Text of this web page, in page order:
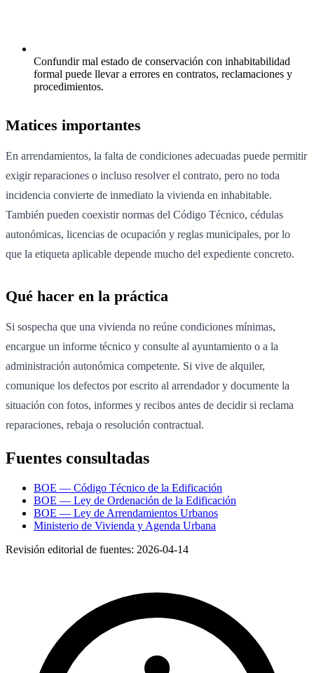
Confundir mal estado de conservación con inhabitabilidad
formal puede llevar a errores en contratos, reclamaciones y
procedimientos.
Matices importantes
En arrendamientos, la falta de condiciones adecuadas puede permitir
exigir reparaciones o incluso resolver el contrato, pero no toda
incidencia convierte de inmediato la vivienda en inhabitable.
También pueden coexistir normas del Código Técnico, cédulas
autonómicas, licencias de ocupación y reglas municipales, por lo
que la etiqueta aplicable depende mucho del expediente concreto.
Qué hacer en la práctica
Si sospecha que una vivienda no reúne condiciones mínimas,
encargue un informe técnico y consulte al ayuntamiento o a la
administración autonómica competente. Si vive de alquiler,
comunique los defectos por escrito al arrendador y documente la
situación con fotos, informes y recibos antes de decidir si reclama
reparaciones, rebaja o resolución contractual.
Fuentes consultadas
BOE — Código Técnico de la Edificación
BOE — Ley de Ordenación de la Edificación
BOE — Ley de Arrendamientos Urbanos
Ministerio de Vivienda y Agenda Urbana
Revisión editorial de fuentes: 2026-04-14